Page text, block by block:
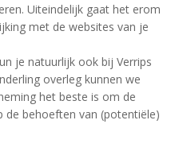
Uiteindelijk gaat het erom
met de websites van je
je natuurlijk ook bij Verrips
overleg kunnen we
het beste is om de
de behoeften van (potentiële)